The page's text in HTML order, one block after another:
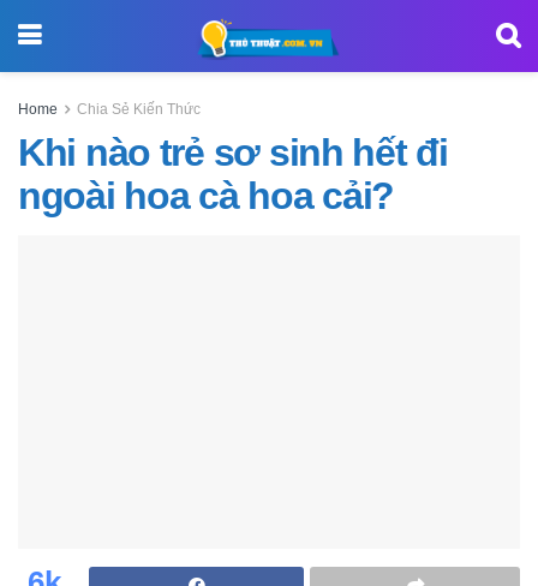
Home Chia Sẻ Kiến Thức
Khi nào trẻ sơ sinh hết đi
ngoài hoa cà hoa cải?